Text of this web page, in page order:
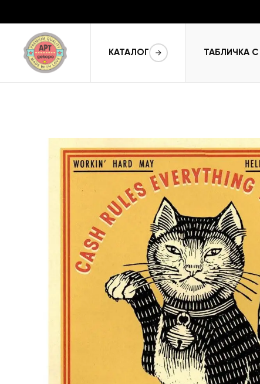
КАТАЛОГ ТАБЛИЧКА